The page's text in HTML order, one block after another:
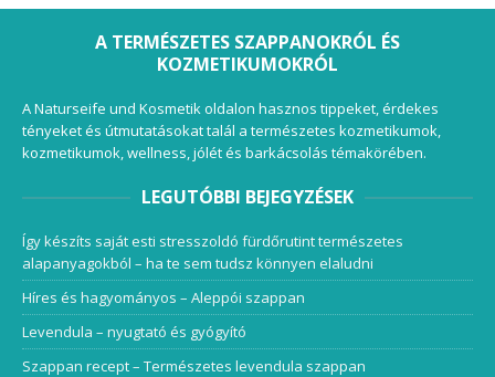
A TERMÉSZETES SZAPPANOKRÓL ÉS
KOZMETIKUMOKRÓL
A Naturseife und Kosmetik oldalon hasznos tippeket, érdekes
tényeket és útmutatásokat talál a természetes kozmetikumok,
kozmetikumok, wellness, jólét és barkácsolás témakörében.
LEGUTÓBBI BEJEGYZÉSEK
Így készíts saját esti stresszoldó fürdőrutint természetes
alapanyagokból – ha te sem tudsz könnyen elaludni
Híres és hagyományos – Aleppói szappan
Levendula – nyugtató és gyógyító
Szappan recept – Természetes levendula szappan